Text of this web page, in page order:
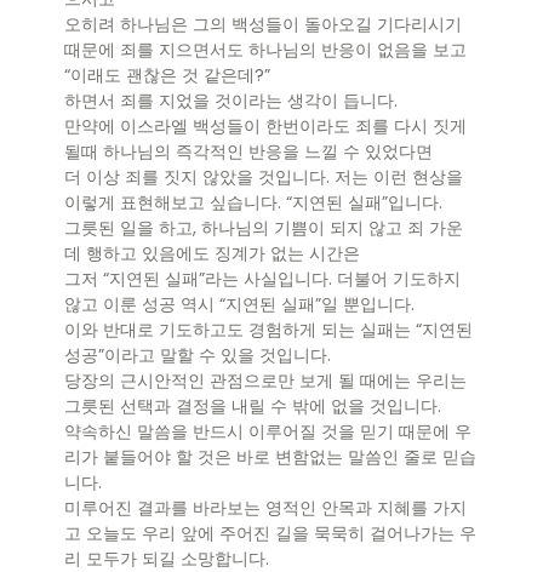
오히려 하나님은 그의 백성들이 돌아오길 기다리시기
때문에 죄를 지으면서도 하나님의 반응이 없음을 보고
“이래도 괜찮은 것 같은데?”
하면서 죄를 지었을 것이라는 생각이 듭니다.
만약에 이스라엘 백성들이 한번이라도 죄를 다시 짓게
될때 하나님의 즉각적인 반응을 느낄 수 있었다면
더 이상 죄를 짓지 않았을 것입니다. 저는 이런 현상을
이렇게 표현해보고 싶습니다. “지연된 실패”입니다.
그릇된 일을 하고, 하나님의 기쁨이 되지 않고 죄 가운
데 행하고 있음에도 징계가 없는 시간은
그저 “지연된 실패”라는 사실입니다. 더불어 기도하지
않고 이룬 성공 역시 “지연된 실패”일 뿐입니다.
이와 반대로 기도하고도 경험하게 되는 실패는 “지연된
성공”이라고 말할 수 있을 것입니다.
당장의 근시안적인 관점으로만 보게 될 때에는 우리는
그릇된 선택과 결정을 내릴 수 밖에 없을 것입니다.
약속하신 말씀을 반드시 이루어질 것을 믿기 때문에 우
리가 붙들어야 할 것은 바로 변함없는 말씀인 줄로 믿습
니다.
미루어진 결과를 바라보는 영적인 안목과 지혜를 가지
고 오늘도 우리 앞에 주어진 길을 묵묵히 걸어나가는 우
리 모두가 되길 소망합니다.